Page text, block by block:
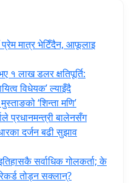
मात्र भेटिँदैन, आफूलाइ
१ लाख डलर क्षतिपूर्ति:
विधेयक’ ल्याइँदै
‘शिन्ता मणि’
प्रधानमन्त्री ‍बालेनसँग
दर्जन बढी सुझाव
सर्वाधिक गोलकर्ता; के
तोड्न सक्लान्?